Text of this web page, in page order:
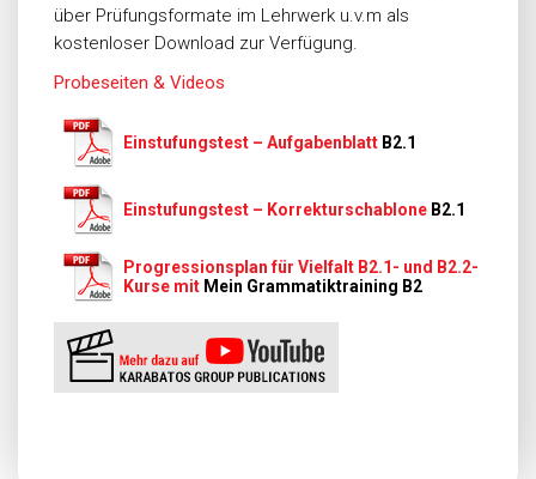
über Prüfungsformate im Lehrwerk u.v.m als
kostenloser Download zur Verfügung.
Probeseiten & Videos
Einstufungstest – Aufgabenblatt B2.1
Einstufungstest – Korrekturschablone B2.1
Progressionsplan für Vielfalt B2.1- und B2.2-
Kurse mit Mein Grammatiktraining B2